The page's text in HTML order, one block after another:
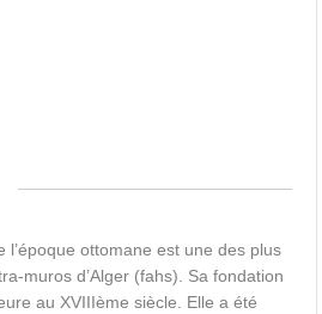
l’époque ottomane est une des plus
muros d’Alger (fahs). Sa fondation
au XVIIIème siècle. Elle a été